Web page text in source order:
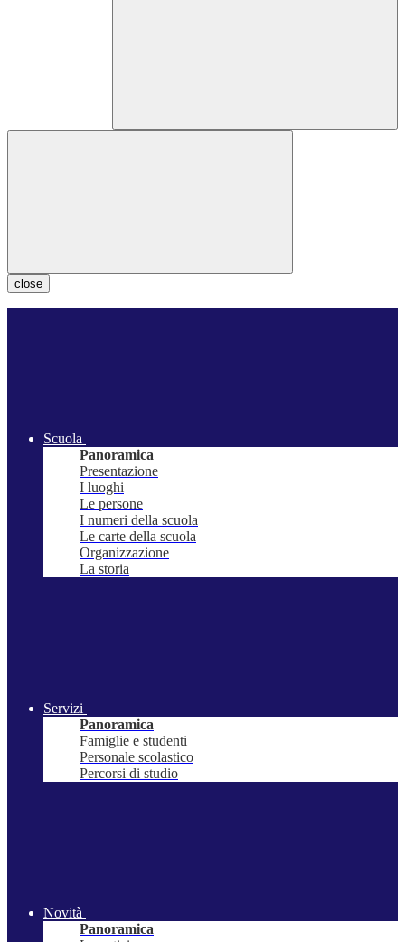
close
Scuola
Panoramica
Presentazione
I luoghi
Le persone
I numeri della scuola
Le carte della scuola
Organizzazione
La storia
Servizi
Panoramica
Famiglie e studenti
Personale scolastico
Percorsi di studio
Novità
Panoramica